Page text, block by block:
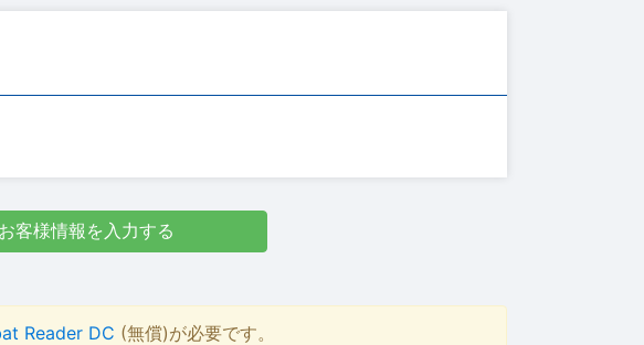
お客様情報を入力する
Reader DC (無償)が必要です。